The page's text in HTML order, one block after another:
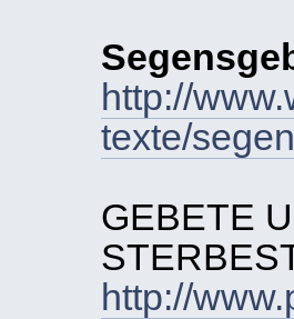
http://
texte/
GEBETE
http://